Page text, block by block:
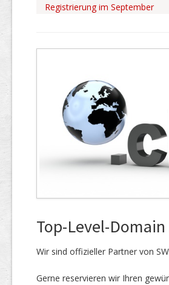
Registrierung im September
Top-Level-Domain
Wir sind offizieller Partner von
Gerne reservieren wir Ihren